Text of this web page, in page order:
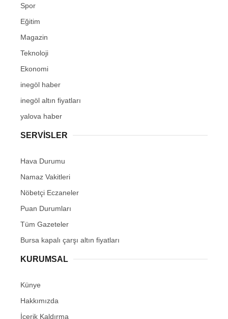
Spor
Eğitim
Magazin
Teknoloji
Ekonomi
inegöl haber
inegöl altın fiyatları
yalova haber
SERVİSLER
Hava Durumu
Namaz Vakitleri
Nöbetçi Eczaneler
Puan Durumları
Tüm Gazeteler
Bursa kapalı çarşı altın fiyatları
KURUMSAL
Künye
Hakkımızda
İçerik Kaldırma